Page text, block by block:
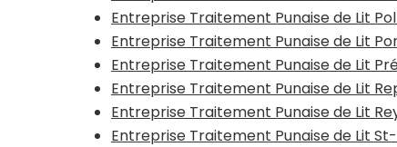
Entreprise Traitement Punaise de Lit
Entreprise Traitement Punaise de Lit
Entreprise Traitement Punaise de Lit
Entreprise Traitement Punaise de Lit
Entreprise Traitement Punaise de Lit
Entreprise Traitement Punaise de Lit